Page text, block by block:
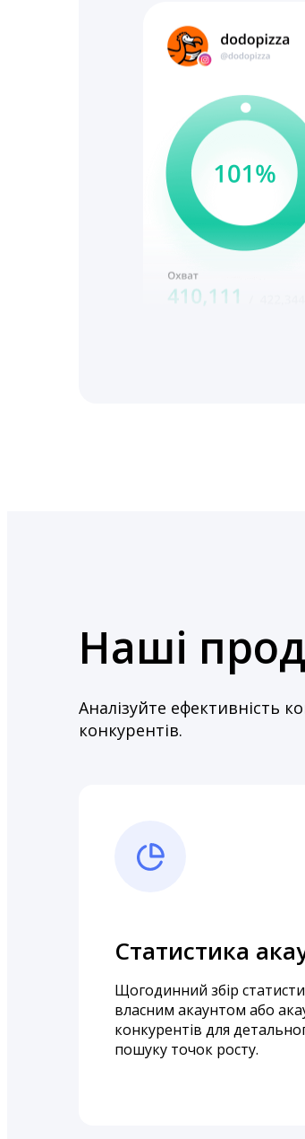
Наші
Аналізуйте ефективність
конкурентів.
Статистика
Щогодинний збір
власним акаунтом або
конкурентів для
пошуку точок росту.